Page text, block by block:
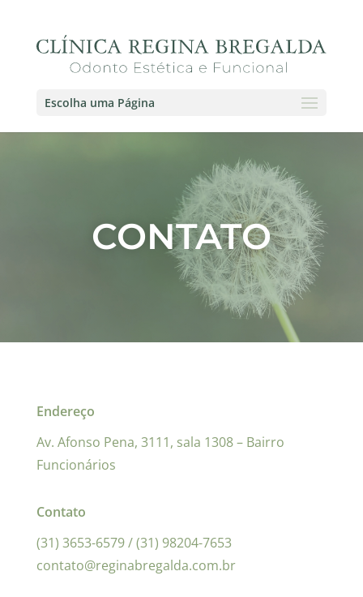
Escolha uma Página
CONTATO
Endereço
Av. Afonso Pena, 3111, sala 1308 – Bairro
Funcionários
Contato
(31) 3653-6579 / (31) 98204-7653
contato@reginabregalda.com.br